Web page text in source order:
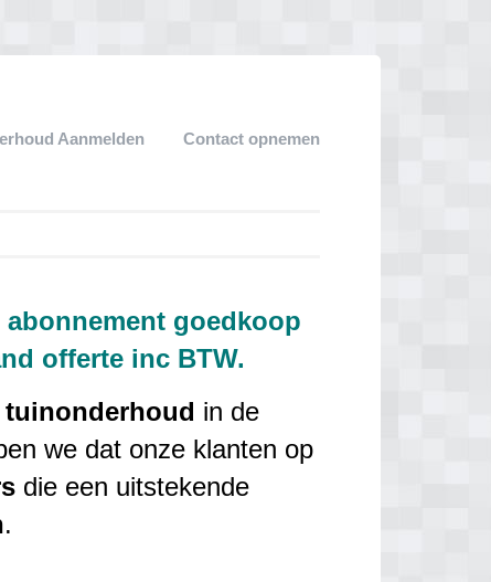
Aanmelden Contact opnemen
goedkoop
offerte inc BTW.
tuinonderhoud in de
we dat onze klanten op
die een uitstekende
.